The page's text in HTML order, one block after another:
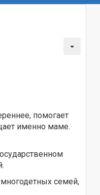
помогает
именно маме.
семей,